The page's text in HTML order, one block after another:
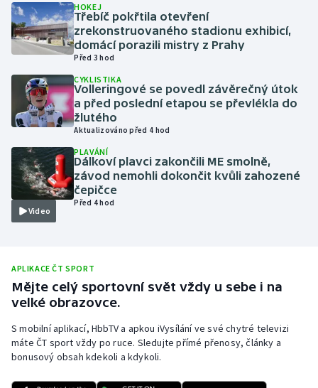
Motorsport
Olympijské hry
Parasport
Plavání
Plážový volejbal
Ragby
Rychlobruslení
Short track
Sportovní střelba
Stolní tenis
HOKEJ
Třebíč pokřtila otevření
zrekonstruovaného stadionu exhibicí,
domácí porazili mistry z Prahy
Před 3 hod
CYKLISTIKA
Volleringové se povedl závěrečný útok
a před poslední etapou se převlékla do
žlutého
Aktualizováno před 4 hod
Video
PLAVÁNÍ
Dálkoví plavci zakončili ME smolně,
závod nemohli dokončit kvůli zahozené
čepičce
Před 4 hod
APLIKACE ČT SPORT
Mějte celý sportovní svět vždy u sebe i na
velké obrazovce.
S mobilní aplikací, HbbTV a apkou iVysílání ve své chytré televizi
máte ČT sport vždy po ruce. Sledujte přímé přenosy, články a
bonusový obsah kdekoli a kdykoli.